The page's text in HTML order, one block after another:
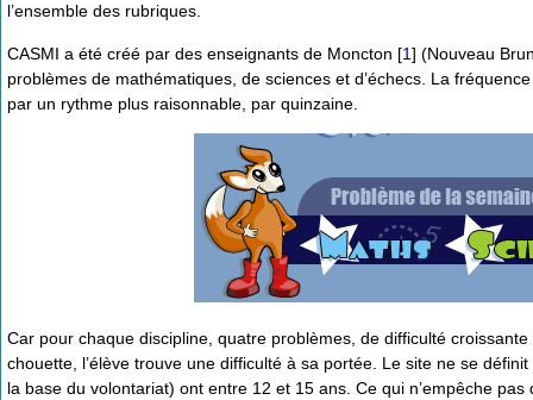
l’ensemble des rubriques.
CASMI a été créé par des enseignants de Moncton [1] (Nouveau
problèmes de mathématiques, de sciences et d’échecs. La
par un rythme plus raisonnable, par quinzaine.
Car pour chaque discipline, quatre problèmes, de difficulté
chouette, l’élève trouve une difficulté à sa portée. Le site ne se
la base du volontariat) ont entre 12 et 15 ans. Ce qui n’empêche